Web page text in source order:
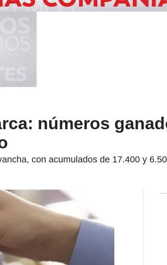
números
con acumulados de 17.400 y